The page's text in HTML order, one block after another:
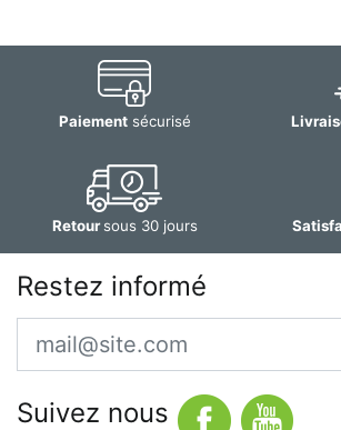
Paiementsécurisé
Retoursous 30 jours
Restez informé
Email
Suivez nous